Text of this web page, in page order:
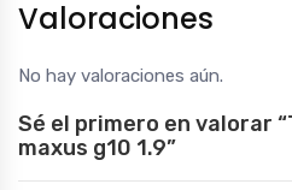
Valoraciones
No hay valoraciones aún.
Sé el primero en valorar
maxus g10 1.9”